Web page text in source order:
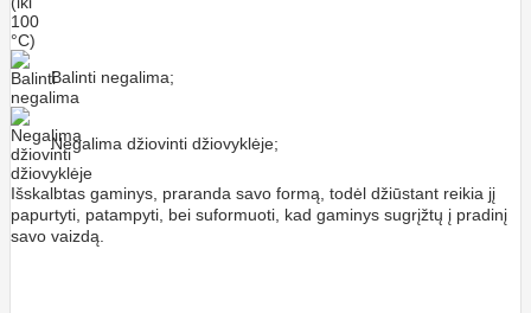
Balinti negalima;
Negalima džiovinti džiovyklėje;
Išskalbtas gaminys, praranda savo formą, todėl džiūstant reikia jį
papurtyti, patampyti, bei suformuoti, kad gaminys sugrįžtų į pradinį
savo vaizdą.